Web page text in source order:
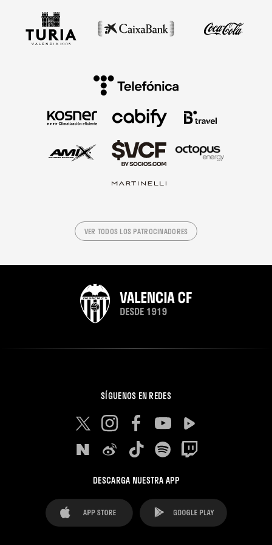
VER TODOS LOS PATROCINADORES
SÍGUENOS EN REDES
DESCARGA NUESTRA APP